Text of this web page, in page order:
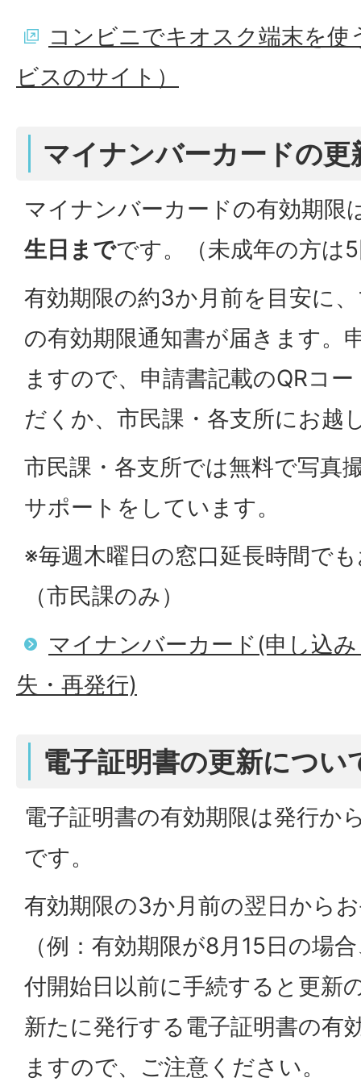
コンビニでキオスク端末を使
ビスのサイト）
マイナンバーカードの更
マイナンバーカードの有効期限
生日までです。（未成年の方は
有効期限の約3か月前を目安に
の有効期限通知書が届きます。
ますので、申請書記載のQRコ
だくか、市民課・各支所にお越
市民課・各支所では無料で写真
サポートをしています。
※毎週木曜日の窓口延長時間で
（市民課のみ）
マイナンバーカード(申し込
失・再発行)
電子証明書の更新につい
電子証明書の有効期限は発行か
です。
有効期限の3か月前の翌日から
（例：有効期限が8月15日の場
付開始日以前に手続すると更新
新たに発行する電子証明書の有
ますので、ご注意ください。